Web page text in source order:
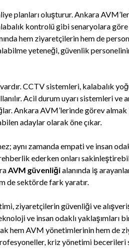
planları oluşturur. Ankara
kontrolü gibi senaryolara
hem ziyaretçilerin hem de
yeteneği, güvenlik
CCTV sistemleri, kalabalık
Acil durum uyarı sistemleri ve
Ankara AVM’lerinde görev
adaylar olarak öne çıkar.
aynı zamanda empati ve insan
ederken onları
AVM güvenliğialanında iş
de sektörde fark yaratır.
ziyaretçilerin güvenliği ve
ve insan odaklı yaklaşımları
hem AVM yönetimlerinin hem de
kriz yönetimi